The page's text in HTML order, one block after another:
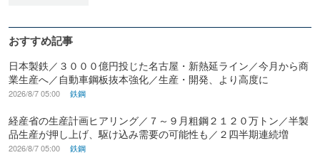
おすすめ記事
日本製鉄／３０００億円投じた名古屋・新熱延ライン／今月から商
業生産へ／自動車鋼板抜本強化／生産・開発、より高度に
2026/8/7 05:00 鉄鋼
経産省の生産計画ヒアリング／７～９月粗鋼２１２０万トン／半製
品生産が押し上げ、駆け込み需要の可能性も／２四半期連続増
2026/8/7 05:00 鉄鋼